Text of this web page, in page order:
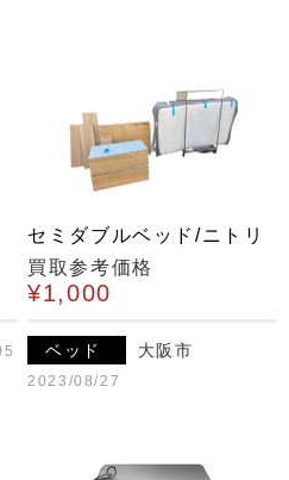
セミダブルベッド/ニトリ
買取参考価格
¥1,000
ベッド 大阪市
2023/08/27